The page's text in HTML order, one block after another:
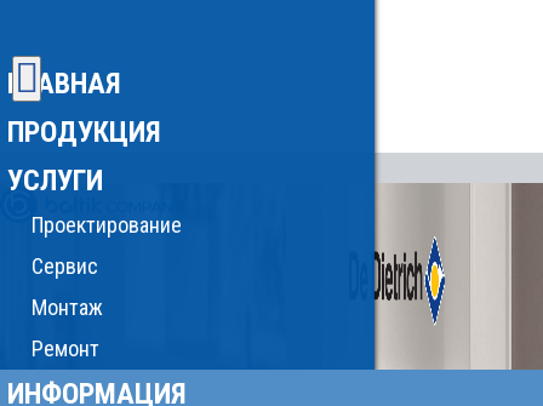
ГЛАВНАЯ
ПРОДУКЦИЯ
УСЛУГИ
Проектирование
Сервис
Монтаж
Ремонт
ИНФОРМАЦИЯ